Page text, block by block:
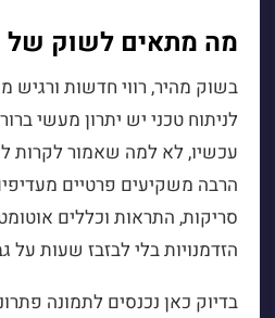
מה מתאים לשוק של
בשוק מהיר, רווי חדשות ורגיש
לניתוח טכני יש יתרון מעשי
עכשיו, לא למה שאמור לקרות
הרבה משקיעים פרטיים
סריקות, התראות וכללים
הזדמנויות בלי לבזבז שעות על
בדיוק כאן נכנסים לתמונה